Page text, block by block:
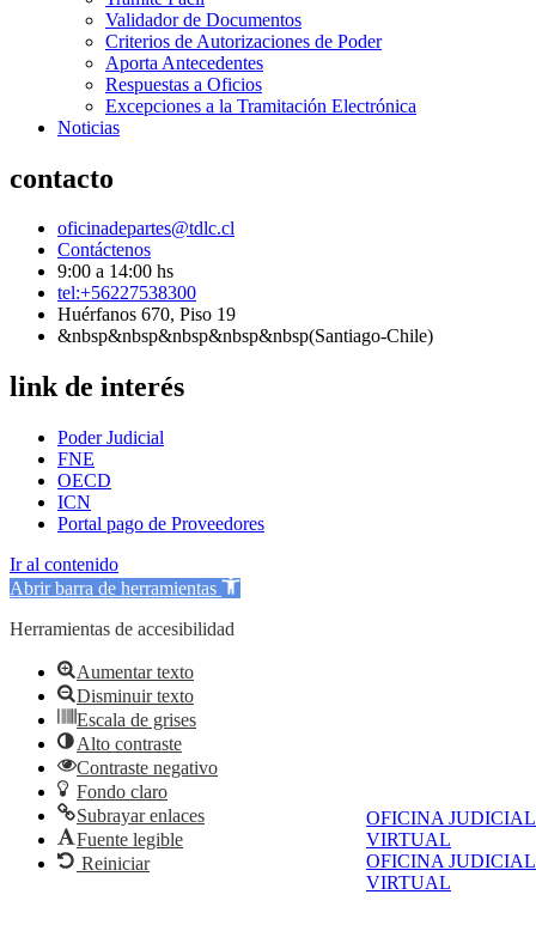
OFICINA JUDICIAL
VIRTUAL
OFICINA JUDICIAL
VIRTUAL
Validador de Documentos
Criterios de Autorizaciones de Poder
Aporta Antecedentes
Respuestas a Oficios
Excepciones a la Tramitación Electrónica
Noticias
contacto
oficinadepartes@tdlc.cl
Contáctenos
9:00 a 14:00 hs
tel:+56227538300
Huérfanos 670, Piso 19
&nbsp&nbsp&nbsp&nbsp&nbsp(Santiago-Chile)
link de interés
Poder Judicial
FNE
OECD
ICN
Portal pago de Proveedores
Ir al contenido
Abrir barra de herramientas
Herramientas de accesibilidad
Aumentar texto
Disminuir texto
Escala de grises
Alto contraste
Contraste negativo
Fondo claro
Subrayar enlaces
Fuente legible
Reiniciar